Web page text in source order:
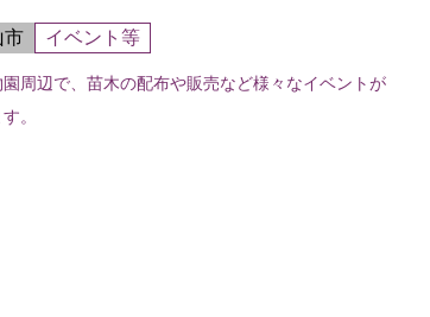
市 イベント等
周辺で、苗木の配布や販売など様々なイベントが
。